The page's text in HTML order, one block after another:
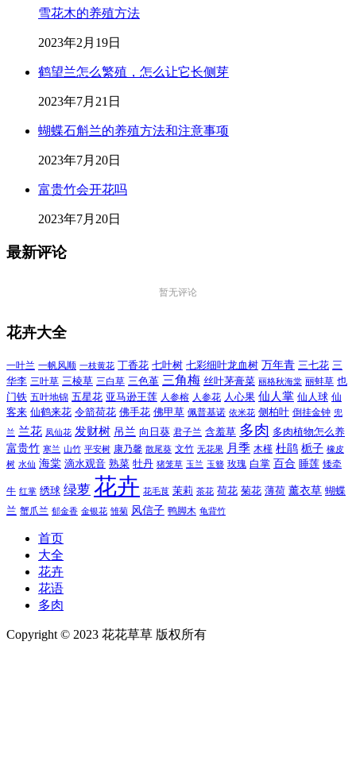
雪花木的养殖方法
2023年2月19日
鹤望兰怎么繁殖，怎么让它长侧芽
2023年7月21日
蝴蝶石斛兰的养殖方法和注意事项
2023年7月20日
富贵竹会开花吗
2023年7月20日
最新评论
暂无评论
花卉大全
一叶兰 一帆风顺 一枝黄花 丁香花 七叶树 七彩细叶龙血树 万年青 三七花 三
华李 三叶草 三棱草 三白草 三色堇 三角梅 丝叶茅膏菜 丽格秋海棠 丽蚌草 也
门铁 五叶地锦 五星花 亚马逊王莲 人参榕 人参花 人心果 仙人掌 仙人球 仙
客来 仙鹤来花 令箭荷花 佛手花 佛甲草 佩普基诺 依米花 侧柏叶 倒挂金钟 兜
兰 兰花 凤仙花 发财树 吊兰 向日葵 君子兰 含羞草 多肉 多肉植物怎么养
富贵竹 寒兰 山竹 平安树 康乃馨 散尾葵 文竹 无花果 月季 木槿 杜鹃 栀子 橡皮
树 水仙 海棠 滴水观音 熟菜 牡丹 猪笼草 玉兰 玉簪 玫瑰 白掌 百合 睡莲 矮牵
牛 红掌 绣球 绿萝 花卉 花毛茛 茉莉 茶花 荷花 菊花 薄荷 薰衣草 蝴蝶
兰 蟹爪兰 郁金香 金银花 雏菊 风信子 鸭脚木 龟背竹
首页
大全
花卉
花语
多肉
Copyright © 2023 花花草草 版权所有